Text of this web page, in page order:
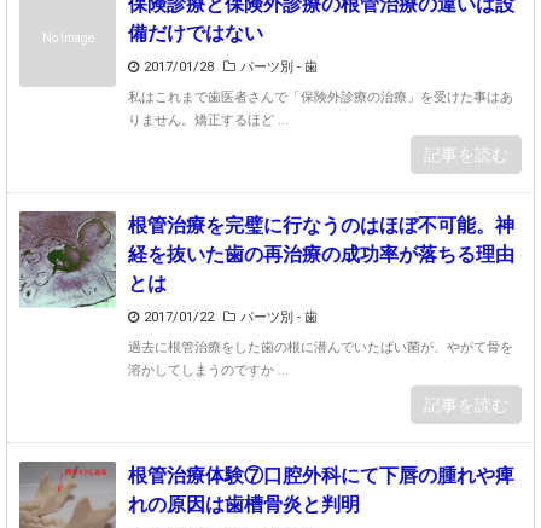
No Image
備だけではない
2017/01/28
パーツ別 - 歯
私はこれまで歯医者さんで「保険外診療の治療」を受けた事はあ
りません。矯正するほど ...
記事を読む
根管治療を完璧に行なうのはほぼ不可能。神
経を抜いた歯の再治療の成功率が落ちる理由
とは
2017/01/22
パーツ別 - 歯
過去に根管治療をした歯の根に潜んでいたばい菌が、やがて骨を
溶かしてしまうのですか ...
記事を読む
根管治療体験⑦口腔外科にて下唇の腫れや痺
れの原因は歯槽骨炎と判明